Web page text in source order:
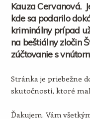
Kauza Cervanová.
kde sa podarilo
kriminálny prípad
na beštiálny zločin
zúčtovanie s
Stránka je priebežne
skutočnosti, ktoré
Ďakujem. Vám